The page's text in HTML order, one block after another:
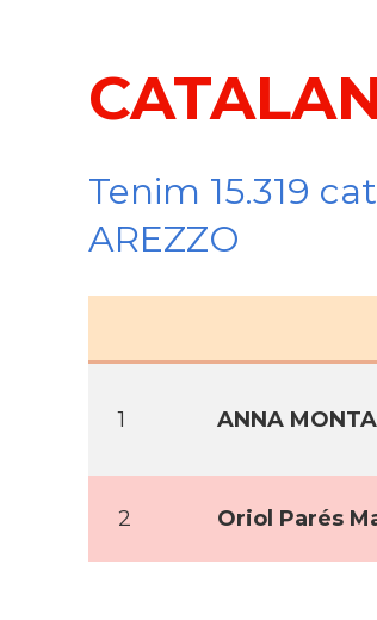
Tenim 15.319
AREZZO
1 ANNA
2 Oriol Parés